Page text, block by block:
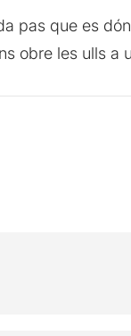
pas que es
obre les ulls a